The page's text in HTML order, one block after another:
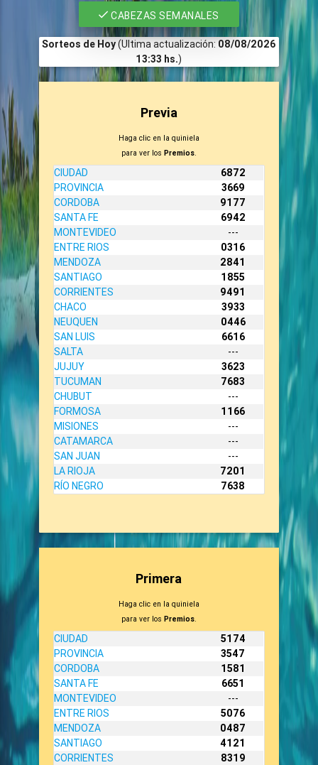
CABEZAS SEMANALES
Sorteos de Hoy(Ultima actualización: 08/08/2026
13:33 hs.)
Previa
Haga clic en la quiniela
para ver los Premios.
CIUDAD
6872
PROVINCIA
3669
CORDOBA
9177
SANTA FE
6942
MONTEVIDEO
---
ENTRE RIOS
0316
MENDOZA
2841
SANTIAGO
1855
CORRIENTES
9491
CHACO
3933
NEUQUEN
0446
SAN LUIS
6616
SALTA
---
JUJUY
3623
TUCUMAN
7683
CHUBUT
---
FORMOSA
1166
MISIONES
---
CATAMARCA
---
SAN JUAN
---
LA RIOJA
7201
RÍO NEGRO
7638
Primera
Haga clic en la quiniela
para ver los Premios.
CIUDAD
5174
PROVINCIA
3547
CORDOBA
1581
SANTA FE
6651
MONTEVIDEO
---
ENTRE RIOS
5076
MENDOZA
0487
SANTIAGO
4121
CORRIENTES
8319